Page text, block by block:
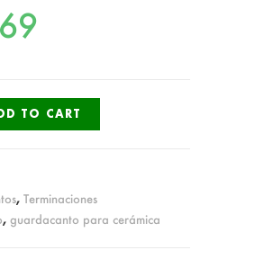
TO CART
,Terminaciones
,guardacanto para cerámica